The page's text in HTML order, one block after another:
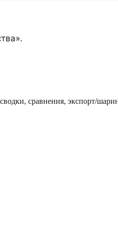
сравнения, экспорт/